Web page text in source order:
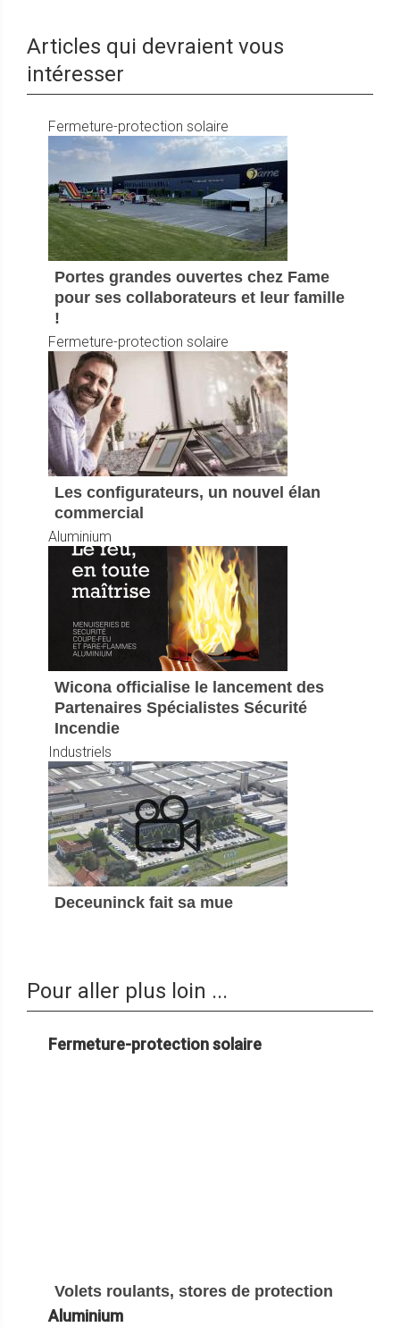
Articles qui devraient vous
intéresser
Fermeture-protection solaire
Portes grandes ouvertes chez Fame
pour ses collaborateurs et leur famille
!
Fermeture-protection solaire
Les configurateurs, un nouvel élan
commercial
Aluminium
Wicona officialise le lancement des
Partenaires Spécialistes Sécurité
Incendie
Industriels
Deceuninck fait sa mue
Pour aller plus loin ...
Fermeture-protection solaire
Volets roulants, stores de protection
Aluminium